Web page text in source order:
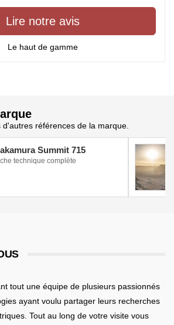
Lire notre avis
Le haut de gamme
références de la marque.
Summit 715
technique complète
tout une équipe de plusieurs passionnés
ayant voulu partager leurs recherches
Tout au long de votre visite vous